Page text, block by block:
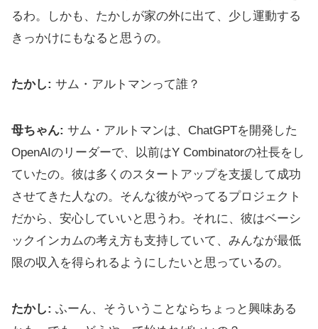
るわ。しかも、たかしが家の外に出て、少し運動する
きっかけにもなると思うの。
たかし: サム・アルトマンって誰？
母ちゃん: サム・アルトマンは、ChatGPTを開発した
OpenAIのリーダーで、以前はY Combinatorの社長をし
ていたの。彼は多くのスタートアップを支援して成功
させてきた人なの。そんな彼がやってるプロジェクト
だから、安心していいと思うわ。それに、彼はベーシ
ックインカムの考え方も支持していて、みんなが最低
限の収入を得られるようにしたいと思っているの。
たかし: ふーん、そういうことならちょっと興味ある